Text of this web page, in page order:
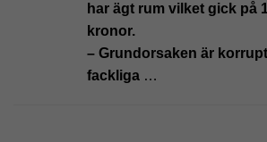
har ägt rum vilket gick på
kronor.
– Grundorsaken är
fackliga …